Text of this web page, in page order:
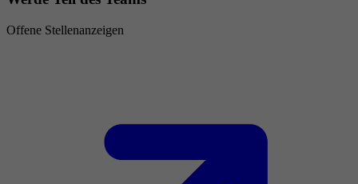
Offene Stellenanzeigen